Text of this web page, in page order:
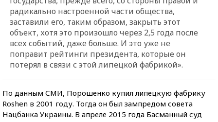
радикально настроенной части общества,
заставили его, таким образом, закрыть этот
объект, хотя это произошло через 2,5 года после
всех событий, даже больше. И это уже не
поправит рейтинги президента, которые он
потерял в связи с этой липецкой фабрикой».
По данным СМИ, Порошенко купил липецкую фабрику
Roshen в 2001 году. Тогда он был зампредом совета
Нацбанка Украины. В апреле 2015 года Басманный суд